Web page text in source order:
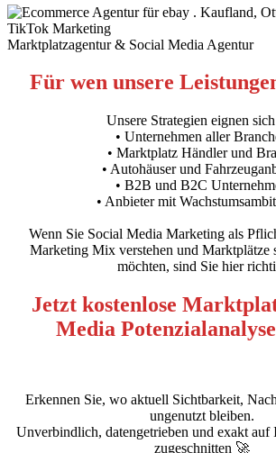
Marktplatzagentur & Social Media Agentur
Für wen unsere
Unsere Strategien eignen
• Unternehmen aller
• Marktplatz Händler und
• Autohäuser und
• B2B und B2C
• Anbieter mit
Wenn Sie Social Media Marketing als
Marketing Mix verstehen und Marktplätze
möchten, sind Sie hier
Jetzt kostenlose
Media
Erkennen Sie, wo aktuell Sichtbarkeit,
ungenutzt bleiben.
Unverbindlich, datengetrieben und exakt auf
zugeschnitten 🚀